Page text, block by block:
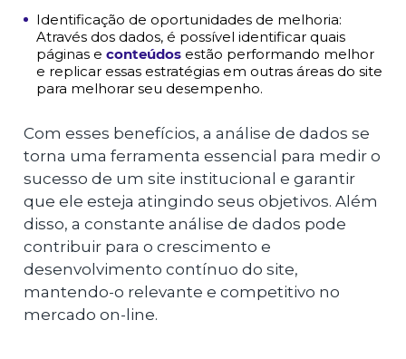
Identificação de oportunidades de melhoria:
Através dos dados, é possível identificar quais
páginas e conteúdos estão performando melhor
e replicar essas estratégias em outras áreas do site
para melhorar seu desempenho.
Com esses benefícios, a análise de dados se
torna uma ferramenta essencial para medir o
sucesso de um site institucional e garantir
que ele esteja atingindo seus objetivos. Além
disso, a constante análise de dados pode
contribuir para o crescimento e
desenvolvimento contínuo do site,
mantendo-o relevante e competitivo no
mercado on-line.